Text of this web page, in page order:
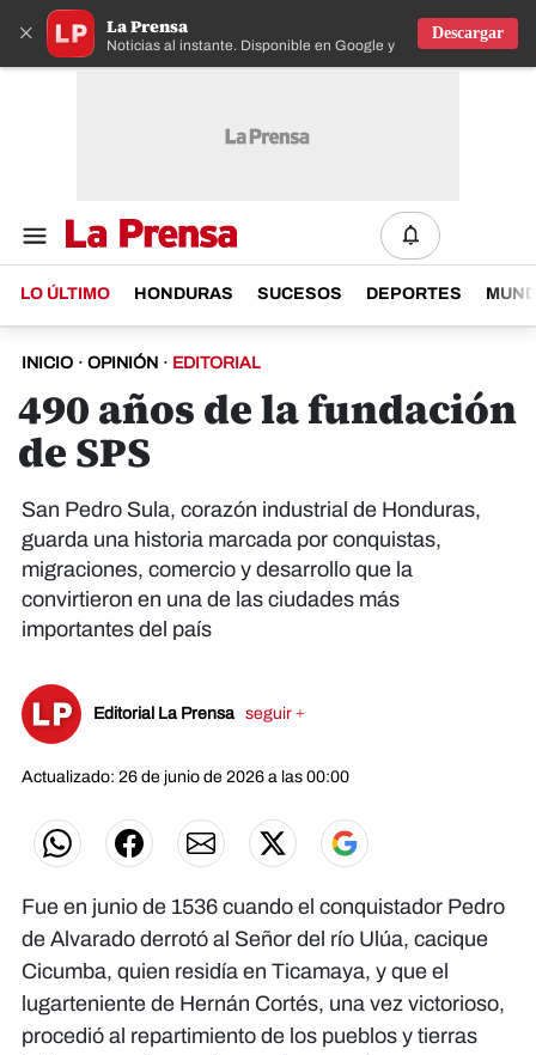
× La Prensa
Noticias al instante. Disponible en Google y IOS
Descargar
LO ÚLTIMO HONDURAS SUCESOS DEPORTES
INICIO · OPINIÓN · EDITORIAL
490 años de la fundación
de SPS
San Pedro Sula, corazón industrial de Honduras,
guarda una historia marcada por conquistas,
migraciones, comercio y desarrollo que la
convirtieron en una de las ciudades más
importantes del país
Editorial La Prensa seguir +
Actualizado: 26 de junio de 2026 a las 00:00
Fue en junio de 1536 cuando el conquistador Pedro
de Alvarado derrotó al Señor del río Ulúa, cacique
Cicumba, quien residía en Ticamaya, y que el
lugarteniente de Hernán Cortés, una vez victorioso,
procedió al repartimiento de los pueblos y tierras